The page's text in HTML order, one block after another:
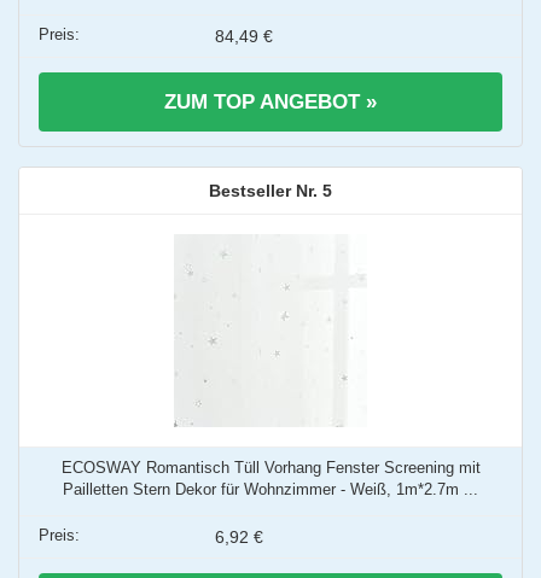
84,49 €
ZUM TOP ANGEBOT »
5
ECOSWAY Romantisch Tüll Vorhang Fenster Screening mit
Pailletten Stern Dekor für Wohnzimmer - Weiß, 1m*2.7m ...
6,92 €